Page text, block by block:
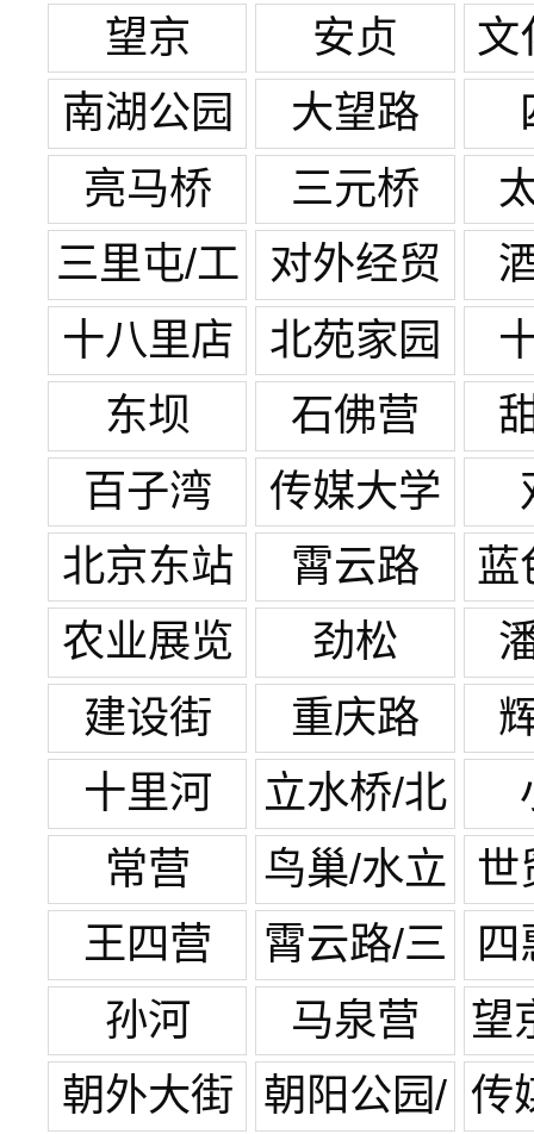
世
望京 安贞
文
南湖公园
大望路
亮马桥
三元桥
三里屯/工
体
对外经贸
十八里店
北苑家园
东坝
石佛营
百子湾
传媒大学
北京东站
霄云路
蓝
农业展览
馆
劲松
建设街
重庆路
十里河
立水桥/北
苑家园
常营
鸟巢/水立
方
世
王四营
霄云路/三
元桥
孙河 马泉营
望
朝外大街
朝阳公园/ 传